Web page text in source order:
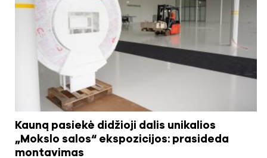
Kauną pasiekė didžioji dalis unikalios
„Mokslo salos“ ekspozicijos: prasideda
montavimas